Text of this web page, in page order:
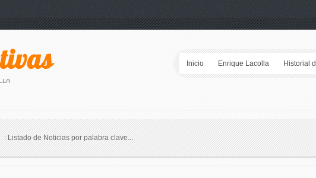
Inicio Enrique Lacolla Historial
: Listado de Noticias por palabra clave...